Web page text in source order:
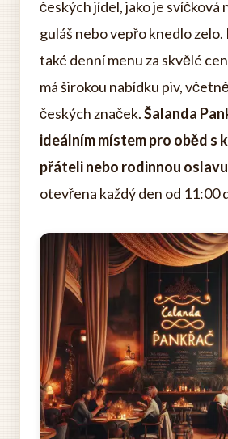
českých jídel, jako je svíčková
guláš nebo vepřo knedlo zelo.
také denní menu za skvělé
má širokou nabídku piv,
českých značek.Šalanda
ideálním místem pro oběd s
přáteli nebo rodinnou
otevřena každý den od 11:00